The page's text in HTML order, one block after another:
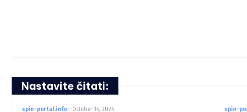
Nastavite čitati:
spin-portal.info - October 14, 2024 spin-